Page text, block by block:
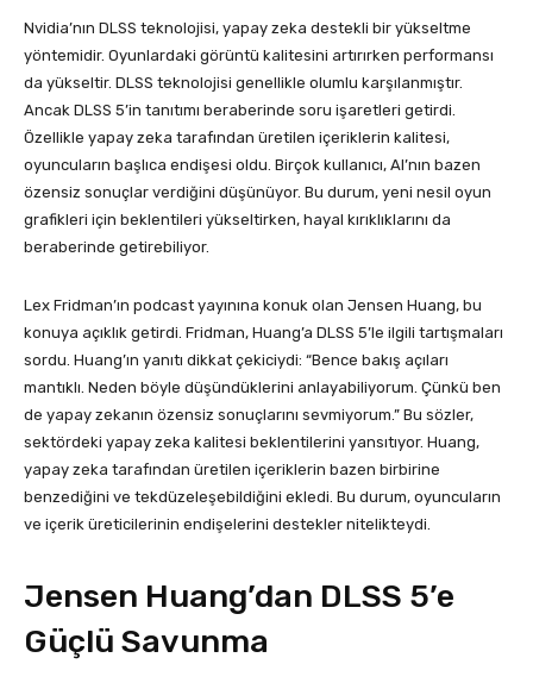
Nvidia’nın DLSS teknolojisi, yapay zeka destekli bir yükseltme
yöntemidir. Oyunlardaki görüntü kalitesini artırırken performansı
da yükseltir. DLSS teknolojisi genellikle olumlu karşılanmıştır.
Ancak DLSS 5’in tanıtımı beraberinde soru işaretleri getirdi.
Özellikle yapay zeka tarafından üretilen içeriklerin kalitesi,
oyuncuların başlıca endişesi oldu. Birçok kullanıcı, AI’nın bazen
özensiz sonuçlar verdiğini düşünüyor. Bu durum, yeni nesil oyun
grafikleri için beklentileri yükseltirken, hayal kırıklıklarını da
beraberinde getirebiliyor.
Lex Fridman’ın podcast yayınına konuk olan Jensen Huang, bu
konuya açıklık getirdi. Fridman, Huang’a DLSS 5’le ilgili tartışmaları
sordu. Huang’ın yanıtı dikkat çekiciydi: “Bence bakış açıları
mantıklı. Neden böyle düşündüklerini anlayabiliyorum. Çünkü ben
de yapay zekanın özensiz sonuçlarını sevmiyorum.” Bu sözler,
sektördeki yapay zeka kalitesi beklentilerini yansıtıyor. Huang,
yapay zeka tarafından üretilen içeriklerin bazen birbirine
benzediğini ve tekdüzeleşebildiğini ekledi. Bu durum, oyuncuların
ve içerik üreticilerinin endişelerini destekler nitelikteydi.
Jensen Huang’dan DLSS 5’e
Güçlü Savunma